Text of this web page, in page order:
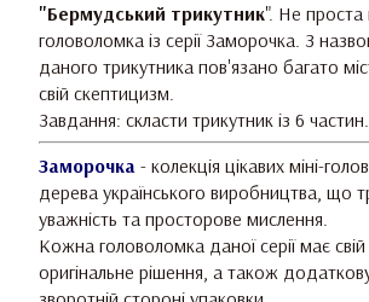
"Бермудський трикутник". Не
головоломка із серії Заморочка. З
даного трикутника пов'язано багато
свій скептицизм.
Завдання: скласти трикутник із 6 частин.
Заморочка - колекція цікавих міні-
дерева українського виробництва, що
уважність та просторове мислення.
Кожна головоломка даної серії має
оригінальне рішення, а також